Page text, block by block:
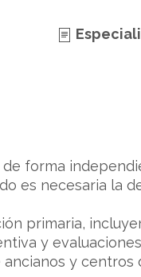
forma
es necesaria la
primaria,
y
y centros